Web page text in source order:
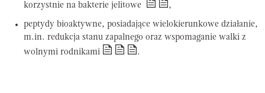
korzystnie na bakterie jelitowe
,
peptydy bioaktywne, posiadające wielokierunkowe działanie,
m.in. redukcja stanu zapalnego oraz wspomaganie walki z
wolnymi rodnikami
.